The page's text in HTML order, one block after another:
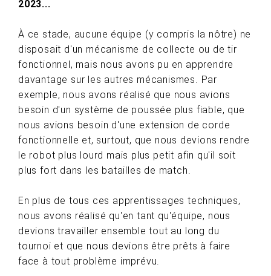
2023...
À ce stade, aucune équipe (y compris la nôtre) ne
disposait d'un mécanisme de collecte ou de tir
fonctionnel, mais nous avons pu en apprendre
davantage sur les autres mécanismes. Par
exemple, nous avons réalisé que nous avions
besoin d'un système de poussée plus fiable, que
nous avions besoin d'une extension de corde
fonctionnelle et, surtout, que nous devions rendre
le robot plus lourd mais plus petit afin qu'il soit
plus fort dans les batailles de match.
En plus de tous ces apprentissages techniques,
nous avons réalisé qu'en tant qu'équipe, nous
devions travailler ensemble tout au long du
tournoi et que nous devions être prêts à faire
face à tout problème imprévu.